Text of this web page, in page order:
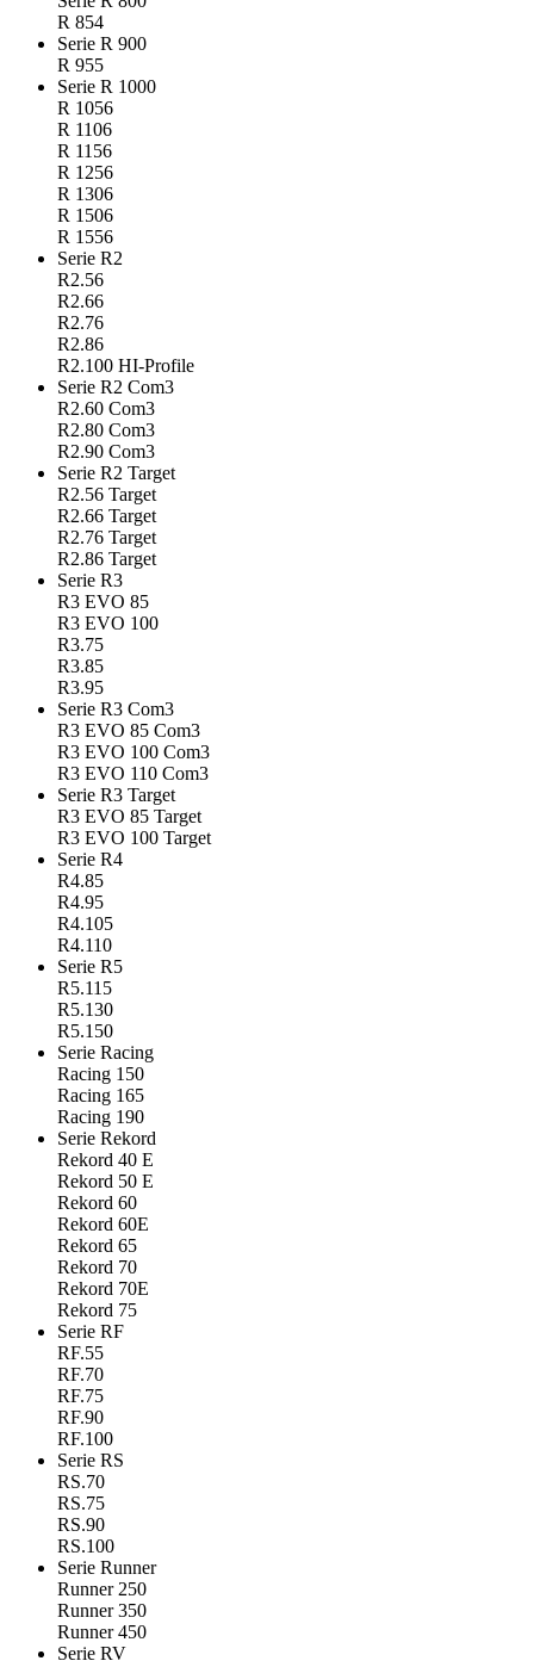
R 854
Serie R 900
R 955
Serie R 1000
R 1056
R 1106
R 1156
R 1256
R 1306
R 1506
R 1556
Serie R2
R2.56
R2.66
R2.76
R2.86
R2.100 HI-Profile
Serie R2 Com3
R2.60 Com3
R2.80 Com3
R2.90 Com3
Serie R2 Target
R2.56 Target
R2.66 Target
R2.76 Target
R2.86 Target
Serie R3
R3 EVO 85
R3 EVO 100
R3.75
R3.85
R3.95
Serie R3 Com3
R3 EVO 85 Com3
R3 EVO 100 Com3
R3 EVO 110 Com3
Serie R3 Target
R3 EVO 85 Target
R3 EVO 100 Target
Serie R4
R4.85
R4.95
R4.105
R4.110
Serie R5
R5.115
R5.130
R5.150
Serie Racing
Racing 150
Racing 165
Racing 190
Serie Rekord
Rekord 40 E
Rekord 50 E
Rekord 60
Rekord 60E
Rekord 65
Rekord 70
Rekord 70E
Rekord 75
Serie RF
RF.55
RF.70
RF.75
RF.90
RF.100
Serie RS
RS.70
RS.75
RS.90
RS.100
Serie Runner
Runner 250
Runner 350
Runner 450
Serie RV